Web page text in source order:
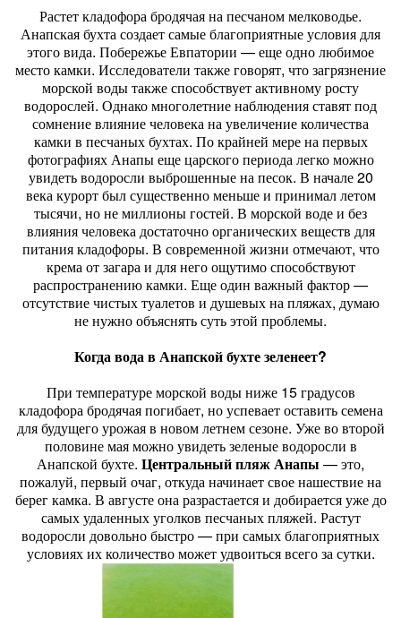
Растет кладофора бродячая на песчаном мелководье.
Анапская бухта создает самые благоприятные условия для
этого вида. Побережье Евпатории — еще одно любимое
место камки. Исследователи также говорят, что загрязнение
морской воды также способствует активному росту
водорослей. Однако многолетние наблюдения ставят под
сомнение влияние человека на увеличение количества
камки в песчаных бухтах. По крайней мере на первых
фотографиях Анапы еще царского периода легко можно
увидеть водоросли выброшенные на песок. В начале 20
века курорт был существенно меньше и принимал летом
тысячи, но не миллионы гостей. В морской воде и без
влияния человека достаточно органических веществ для
питания кладофоры. В современной жизни отмечают, что
крема от загара и для него ощутимо способствуют
распространению камки. Еще один важный фактор —
отсутствие чистых туалетов и душевых на пляжах, думаю
не нужно объяснять суть этой проблемы.
Когда вода в Анапской бухте зеленеет?
При температуре морской воды ниже 15 градусов
кладофора бродячая погибает, но успевает оставить семена
для будущего урожая в новом летнем сезоне. Уже во второй
половине мая можно увидеть зеленые водоросли в
Анапской бухте. Центральный пляж Анапы — это,
пожалуй, первый очаг, откуда начинает свое нашествие на
берег камка. В августе она разрастается и добирается уже до
самых удаленных уголков песчаных пляжей. Растут
водоросли довольно быстро — при самых благоприятных
условиях их количество может удвоиться всего за сутки.